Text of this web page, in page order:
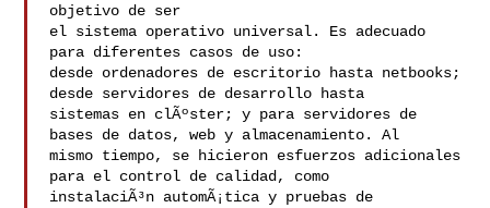
objetivo de ser
el sistema operativo universal. Es adecuado
para diferentes casos de uso:
desde ordenadores de escritorio hasta netbooks;
desde servidores de desarrollo hasta
sistemas en clÃºster; y para servidores de
bases de datos, web y almacenamiento. Al
mismo tiempo, se hicieron esfuerzos adicionales
para el control de calidad, como
instalaciÃ³n automÃ¡tica y pruebas de